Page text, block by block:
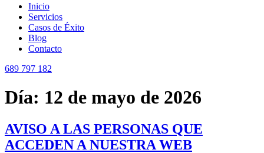
Menú
Inicio
Servicios
Casos de Éxito
Blog
Contacto
689 797 182
Día: 12 de mayo de 2026
AVISO A LAS PERSONAS QUE
ACCEDEN A NUESTRA WEB